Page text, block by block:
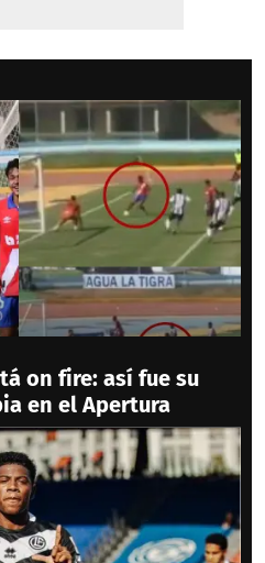
on fire: así fue su
en el Apertura